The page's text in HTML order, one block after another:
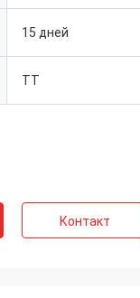
15 дней
ТТ
Контакт